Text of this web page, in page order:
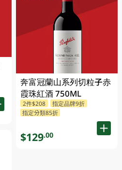
奔富冠蘭山系列切粒子赤
霞珠紅酒 750ML
2件$208
指定品牌9折
指定分類85折
$129.00